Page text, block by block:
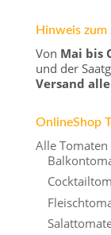
Hinweis zum
Von Mai bis
und der
Versand
OnlineShop
Alle Tomaten